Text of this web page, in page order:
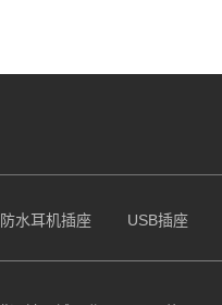
防水耳机插座 USB插座